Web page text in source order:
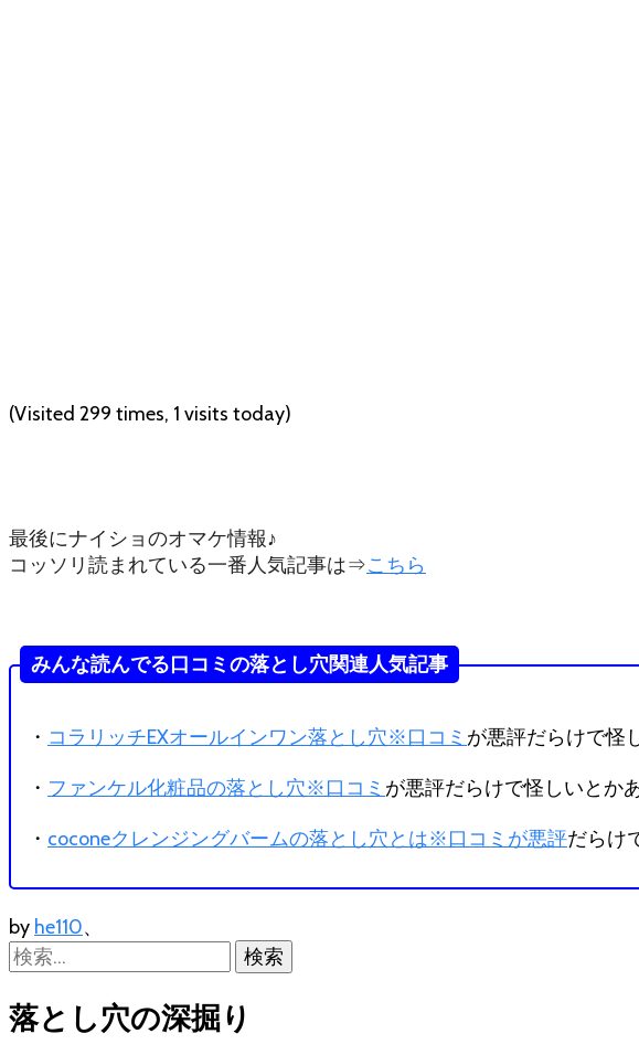
(Visited 299 times, 1 visits today)
最後にナイショのオマケ情報♪
コッソリ読まれている一番人気記事は⇒こちら
みんな読んでる口コミの落とし穴関連人気記事
・ コラリッチEXオールインワン落とし穴※口コミ が悪評だらけで怪
・ ファンケル化粧品の落とし穴※口コミ が悪評だらけで怪しいとか
・ coconeクレンジングバームの落とし穴とは※口コミが悪評だらけ
by he110、
検
索:
落とし穴の深掘り